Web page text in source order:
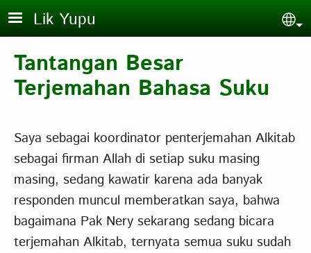
Skip to main content
Lik Yupu
Tantangan Besar
Terjemahan Bahasa Suku
Saya sebagai koordinator penterjemahan Alkitab
sebagai firman Allah di setiap suku masing
masing, sedang kawatir karena ada banyak
responden muncul memberatkan saya, bahwa
bagaimana Pak Nery sekarang sedang bicara
terjemahan Alkitab, ternyata semua suku sudah